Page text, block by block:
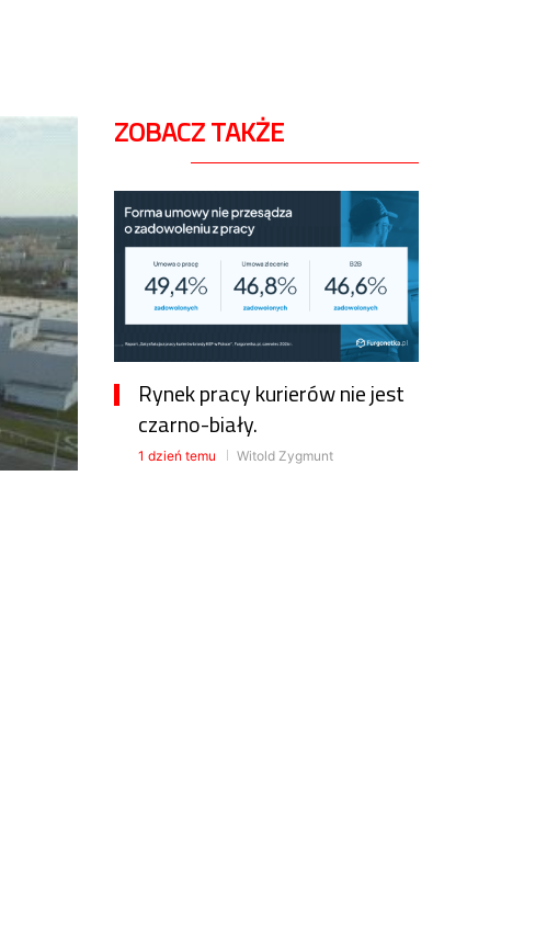
ZOBACZ TAKŻE
Rynek pracy kurierów nie jest
czarno-biały.
1 dzień temu Witold Zygmunt